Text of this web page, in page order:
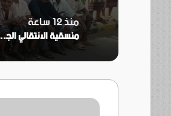
منذ 12 ساعة
منسقية الانتقالي الجنوبي
عبوة